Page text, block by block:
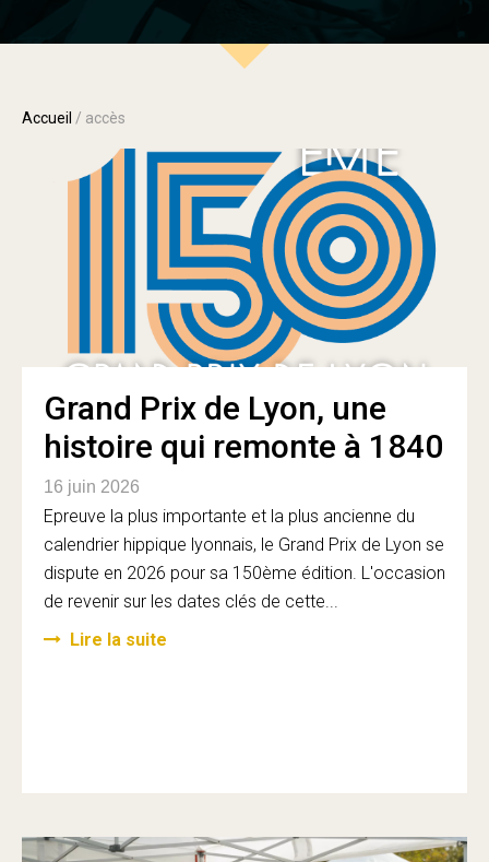
Accueil / accès
Grand Prix de Lyon, une
histoire qui remonte à 1840
16 juin 2026
Epreuve la plus importante et la plus ancienne du
calendrier hippique lyonnais, le Grand Prix de Lyon se
dispute en 2026 pour sa 150ème édition. L'occasion
de revenir sur les dates clés de cette...
Lire la suite